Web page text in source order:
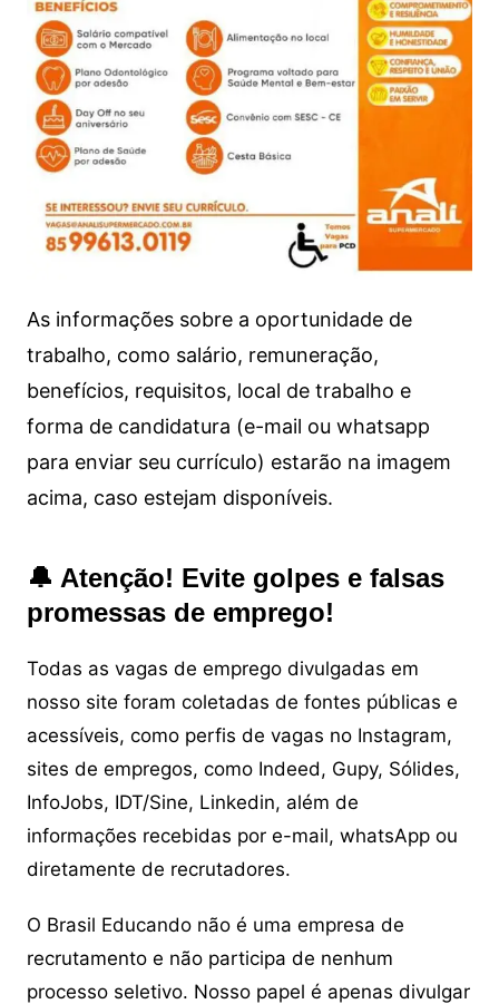
As informações sobre a oportunidade de
trabalho, como salário, remuneração,
benefícios, requisitos, local de trabalho e
forma de candidatura (e-mail ou whatsapp
para enviar seu currículo) estarão na imagem
acima, caso estejam disponíveis.
🔔 Atenção! Evite golpes e falsas
promessas de emprego!
Todas as vagas de emprego divulgadas em
nosso site foram coletadas de fontes públicas e
acessíveis, como perfis de vagas no Instagram,
sites de empregos, como Indeed, Gupy, Sólides,
InfoJobs, IDT/Sine, Linkedin, além de
informações recebidas por e-mail, whatsApp ou
diretamente de recrutadores.
O Brasil Educando não é uma empresa de
recrutamento e não participa de nenhum
processo seletivo. Nosso papel é apenas divulgar